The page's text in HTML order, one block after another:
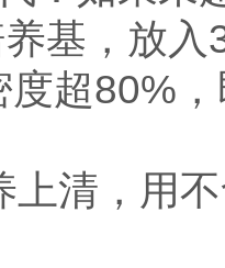
基，放
度超80%
上清，用